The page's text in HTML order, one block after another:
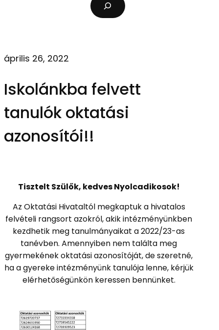
e
r
április 26, 2022
Iskolánkba felvett
tanulók oktatási
azonosítói!!
Tisztelt Szülők, kedves Nyolcadikosok!
Az Oktatási Hivataltól megkaptuk a hivatalos
felvételi rangsort azokról, akik intézményünkben
kezdhetik meg tanulmányaikat a 2022/23-as
tanévben. Amennyiben nem találta meg
gyermekének oktatási azonosítóját, de szeretné,
ha a gyereke intézményünk tanulója lenne, kérjük
elérhetőségünkön keressen bennünket.